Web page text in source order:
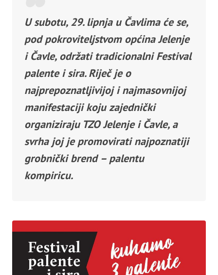
U subotu, 29. lipnja u Čavlima će se,
pod pokroviteljstvom općina Jelenje
i Čavle, održati tradicionalni Festival
palente i sira. Riječ je o
najprepoznatljivijoj i najmasovnijoj
manifestaciji koju zajednički
organiziraju TZO Jelenje i Čavle, a
svrha joj je promovirati najpoznatiji
grobnički brend – palentu
kompiricu.